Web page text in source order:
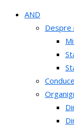
AND
Despre